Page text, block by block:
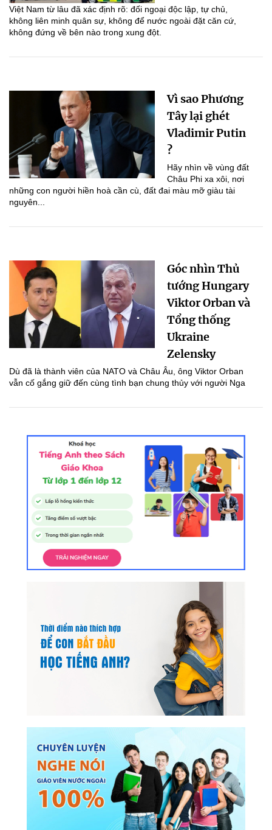
Việt Nam từ lâu đã xác định rõ: đối ngoại độc lập, tự chủ,
không liên minh quân sự, không để nước ngoài đặt căn cứ,
không đứng về bên nào trong xung đột.
Vì sao Phương
Tây lại ghét
Vladimir Putin
?
Hãy nhìn về vùng đất
Châu Phi xa xôi, nơi
những con người hiền hoà cần cù, đất đai màu mỡ giàu tài
nguyên...
Góc nhìn Thủ
tướng Hungary
Viktor Orban và
Tổng thống
Ukraine
Zelensky
Dù đã là thành viên của NATO và Châu Âu, ông Viktor Orban
vẫn cố gắng giữ đến cùng tình bạn chung thủy với người Nga